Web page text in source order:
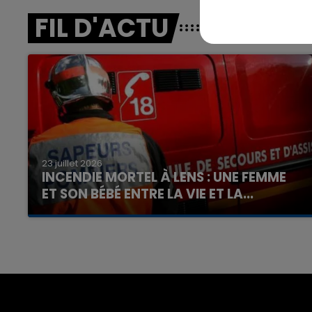
FIL D'ACTU
23 juillet 2026
INCENDIE MORTEL À LENS : UNE FEMME
ET SON BÉBÉ ENTRE LA VIE ET LA...
Un homme s'est immolé par le feu après avoir